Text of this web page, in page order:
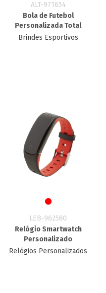
ALT-971654
Bola de Futebol
Personalizada Total
Brindes Esportivos
LEB-962580
Relógio Smartwatch
Personalizado
Relógios Personalizados